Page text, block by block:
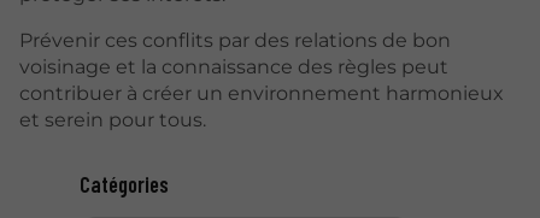
Catégories
Prévenir ces conflits par des relations de bon
voisinage et la connaissance des règles peut
contribuer à créer un environnement harmonieux
et serein pour tous.